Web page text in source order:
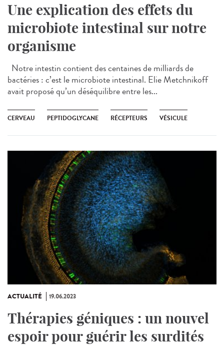
Une explication des effets du
microbiote intestinal sur notre
organisme
Notre intestin contient des centaines de milliards de
bactéries : c’est le microbiote intestinal. Elie Metchnikoff
avait proposé qu’un déséquilibre entre les...
CERVEAU PEPTIDOGLYCANE RÉCEPTEURS VÉSICULE
ACTUALITÉ 19.06.2023
Thérapies géniques : un nouvel
espoir pour guérir les surdités